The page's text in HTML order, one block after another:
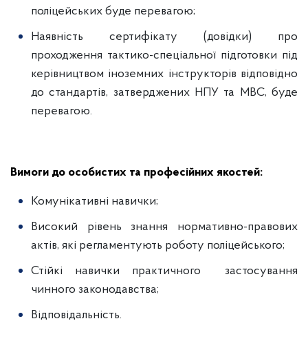
поліцейських буде перевагою;
Наявність сертифікату (довідки) про
проходження тактико-спеціальної підготовки під
керівництвом іноземних інструкторів відповідно
до стандартів, затверджених НПУ та МВС, буде
перевагою.
Вимоги до особистих та професійних якостей:
Комунікативні навички;
Високий рівень знання нормативно-правових
актів, які регламентують роботу поліцейського;
Стійкі навички практичного застосування
чинного законодавства;
Відповідальність.